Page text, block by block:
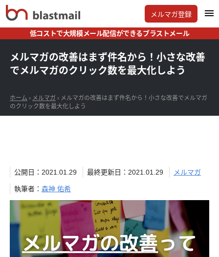
メルマガ登録
低コストで大規模メール配信ができるブラストメール
メルマガの改善はまず件名から！小さな改善
でメルマガのクリック数を最大化しよう
ホーム › メルマガ › メルマガの改善はまず件名から！小さな改善でメルマガ
のクリック数を最大化しよう
公開日：2021.01.29 最終更新日：2021.01.29 メルマガ
執筆者： 森神 佑希